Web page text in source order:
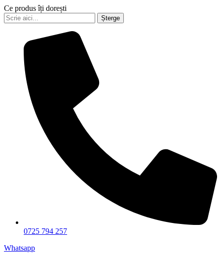
Ce produs îți dorești
Șterge
0725 794 257
Whatsapp